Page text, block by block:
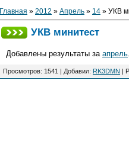
Главная » 2012 » Апрель » 14 » УКВ
УКВ минитест
Добавлены результаты за апрель
Просмотров: 1541 Добавил: RK3DMN